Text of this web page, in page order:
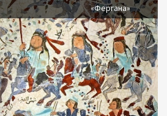
«Фергана»